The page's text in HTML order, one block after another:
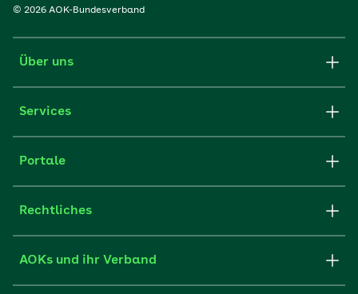
© 2026 AOK-Bundesverband
Über uns
Services
Portale
Rechtliches
AOKs und ihr Verband